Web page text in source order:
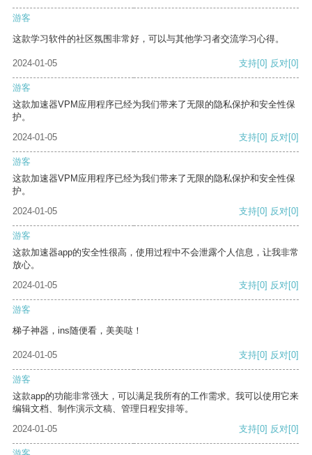
游客
这款学习软件的社区氛围非常好，可以与其他学习者交流学习心得。
2024-01-05 支持[0] 反对[0]
游客
这款加速器VPM应用程序已经为我们带来了无限的隐私保护和安全性保
护。
2024-01-05
支持[0] 反对[0]
游客
这款加速器VPM应用程序已经为我们带来了无限的隐私保护和安全性保
护。
2024-01-05
支持[0] 反对[0]
游客
这款加速器app的安全性很高，使用过程中不会泄露个人信息，让我非常
放心。
2024-01-05
支持[0] 反对[0]
游客
梯子神器，ins随便看，美美哒！
2024-01-05 支持[0] 反对[0]
游客
这款app的功能非常强大，可以满足我所有的工作需求。我可以使用它来
编辑文档、制作演示文稿、管理日程安排等。
2024-01-05
支持[0] 反对[0]